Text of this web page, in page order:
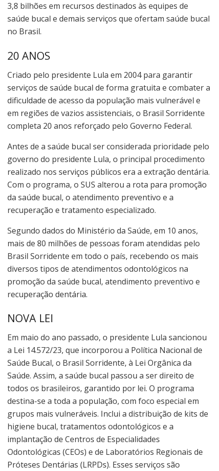
3,8 bilhões em recursos destinados às equipes de
saúde bucal e demais serviços que ofertam saúde bucal
no Brasil.
20 ANOS
Criado pelo presidente Lula em 2004 para garantir
serviços de saúde bucal de forma gratuita e combater a
dificuldade de acesso da população mais vulnerável e
em regiões de vazios assistenciais, o Brasil Sorridente
completa 20 anos reforçado pelo Governo Federal.
Antes de a saúde bucal ser considerada prioridade pelo
governo do presidente Lula, o principal procedimento
realizado nos serviços públicos era a extração dentária.
Com o programa, o SUS alterou a rota para promoção
da saúde bucal, o atendimento preventivo e a
recuperação e tratamento especializado.
Segundo dados do Ministério da Saúde, em 10 anos,
mais de 80 milhões de pessoas foram atendidas pelo
Brasil Sorridente em todo o país, recebendo os mais
diversos tipos de atendimentos odontológicos na
promoção da saúde bucal, atendimento preventivo e
recuperação dentária.
NOVA LEI
Em maio do ano passado, o presidente Lula sancionou
a Lei 14.572/23, que incorporou a Política Nacional de
Saúde Bucal, o Brasil Sorridente, à Lei Orgânica da
Saúde. Assim, a saúde bucal passou a ser direito de
todos os brasileiros, garantido por lei. O programa
destina-se a toda a população, com foco especial em
grupos mais vulneráveis. Inclui a distribuição de kits de
higiene bucal, tratamentos odontológicos e a
implantação de Centros de Especialidades
Odontológicas (CEOs) e de Laboratórios Regionais de
Próteses Dentárias (LRPDs). Esses serviços são